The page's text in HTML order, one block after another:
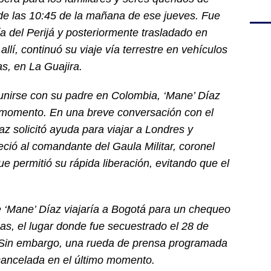
las 10:45 de la mañana de ese jueves. Fue
del Perijá y posteriormente trasladado en
continuó su viaje vía terrestre en vehículos
en La Guajira.
con su padre en Colombia, ‘Mane’ Díaz
En una breve conversación con el
solicitó ayuda para viajar a Londres y
al comandante del Gaula Militar, coronel
permitió su rápida liberación, evitando que el
Díaz viajaría a Bogotá para un chequeo
el lugar donde fue secuestrado el 28 de
embargo, una rueda de prensa programada
en el último momento.